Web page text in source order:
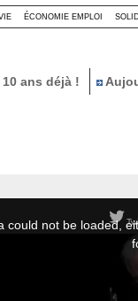
ÉCONOMIE EMPLOI
ans déjà !